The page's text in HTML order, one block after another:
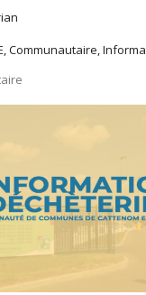
Communautaire,